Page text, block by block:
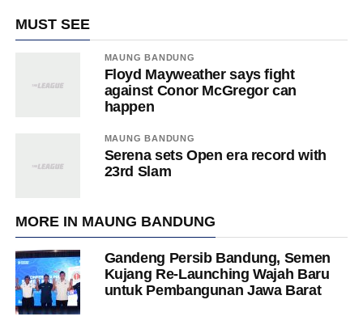
MUST SEE
MAUNG BANDUNG
Floyd Mayweather says fight
against Conor McGregor can
happen
MAUNG BANDUNG
Serena sets Open era record with
23rd Slam
MORE IN MAUNG BANDUNG
Gandeng Persib Bandung, Semen
Kujang Re-Launching Wajah Baru
untuk Pembangunan Jawa Barat